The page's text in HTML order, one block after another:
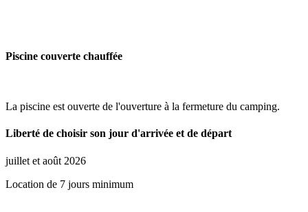
Piscine couverte chauffée
La piscine est ouverte de l'ouverture à la fermeture du camping.
Liberté de choisir son jour d'arrivée et de départ
juillet et août 2026
Location de 7 jours minimum